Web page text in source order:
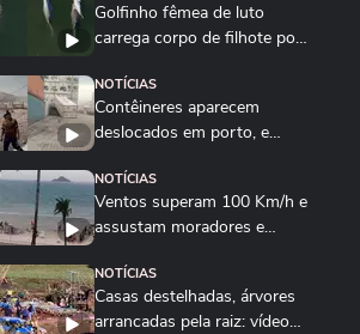
Golfinho fêmea de luto
carrega corpo de filhote por
NOTÍCIAS
Contêineres aparecem
deslocados em porto, e
NOTÍCIAS
Ventos superam 100 Km/h e
assustam moradores e
NOTÍCIAS
Casas destelhadas, árvores
arrancadas pela raiz: vídeos